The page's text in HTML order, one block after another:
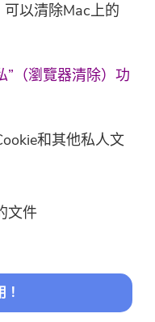
可以清除Mac上的
”（瀏覽器清除）功
和其他私人文
文件